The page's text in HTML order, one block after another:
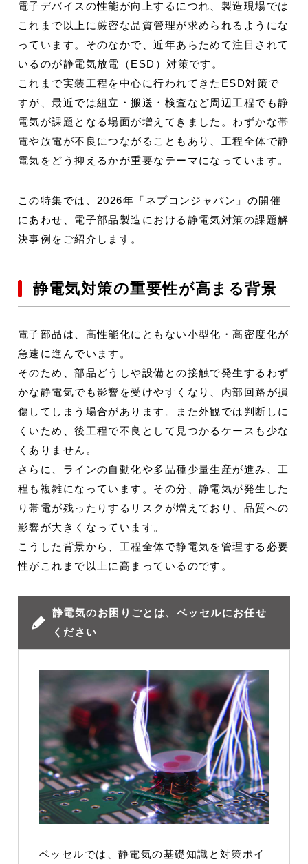
電子デバイスの性能が向上するにつれ、製造現場では
これまで以上に厳密な品質管理が求められるようにな
っています。そのなかで、近年あらためて注目されて
いるのが静電気放電（ESD）対策です。
これまで実装工程を中心に行われてきたESD対策で
すが、最近では組立・搬送・検査など周辺工程でも静
電気が課題となる場面が増えてきました。わずかな帯
電や放電が不良につながることもあり、工程全体で静
電気をどう抑えるかが重要なテーマになっています。
この特集では、2026年「ネプコンジャパン」の開催
にあわせ、電子部品製造における静電気対策の課題解
決事例をご紹介します。
静電気対策の重要性が高まる背景
電子部品は、高性能化にともない小型化・高密度化が
急速に進んでいます。
そのため、部品どうしや設備との接触で発生するわず
かな静電気でも影響を受けやすくなり、内部回路が損
傷してしまう場合があります。また外観では判断しに
くいため、後工程で不良として見つかるケースも少な
くありません。
さらに、ラインの自動化や多品種少量生産が進み、工
程も複雑になっています。その分、静電気が発生した
り帯電が残ったりするリスクが増えており、品質への
影響が大きくなっています。
こうした背景から、工程全体で静電気を管理する必要
性がこれまで以上に高まっているのです。
静電気のお困りごとは、ベッセルにお任せ
ください
ベッセルでは、静電気の基礎知識と対策ポイ